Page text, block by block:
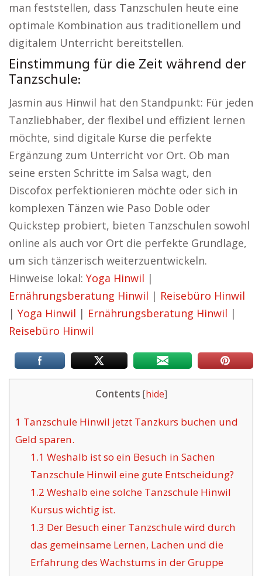
man feststellen, dass Tanzschulen heute eine
optimale Kombination aus traditionellem und
digitalem Unterricht bereitstellen.
Einstimmung für die Zeit während der
Tanzschule:
Jasmin aus Hinwil hat den Standpunkt: Für jeden
Tanzliebhaber, der flexibel und effizient lernen
möchte, sind digitale Kurse die perfekte
Ergänzung zum Unterricht vor Ort. Ob man
seine ersten Schritte im Salsa wagt, den
Discofox perfektionieren möchte oder sich in
komplexen Tänzen wie Paso Doble oder
Quickstep probiert, bieten Tanzschulen sowohl
online als auch vor Ort die perfekte Grundlage,
um sich tänzerisch weiterzuentwickeln.
Hinweise lokal: Yoga Hinwil |
Ernährungsberatung Hinwil | Reisebüro Hinwil
| Yoga Hinwil | Ernährungsberatung Hinwil |
Reisebüro Hinwil
Contents [hide]
1 Tanzschule Hinwil jetzt Tanzkurs buchen und
Geld sparen.
1.1 Weshalb ist so ein Besuch in Sachen
Tanzschule Hinwil eine gute Entscheidung?
1.2 Weshalb eine solche Tanzschule Hinwil
Kursus wichtig ist.
1.3 Der Besuch einer Tanzschule wird durch
das gemeinsame Lernen, Lachen und die
Erfahrung des Wachstums in der Gruppe